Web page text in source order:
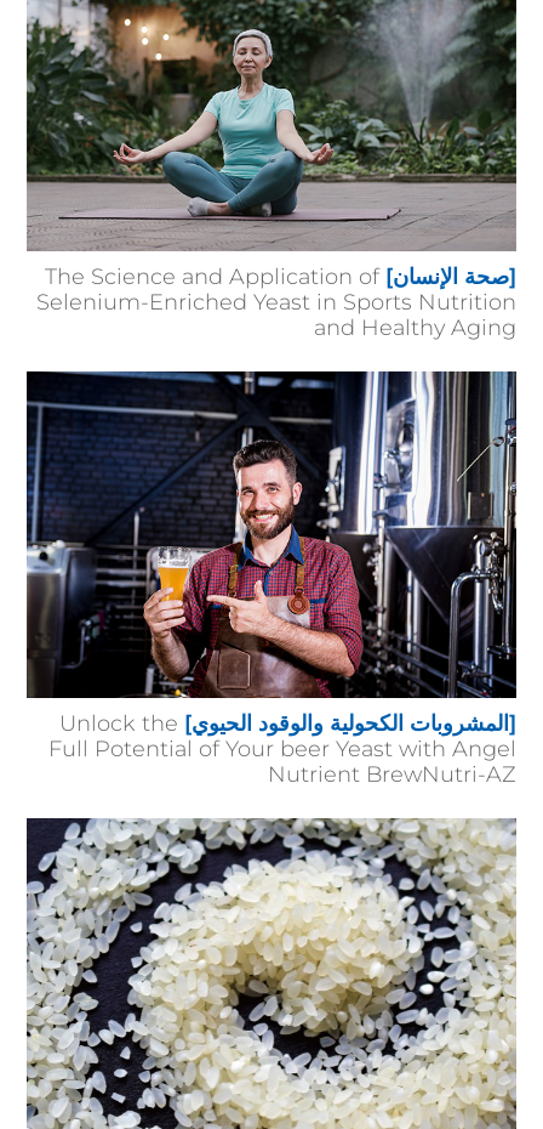
[صحة الإنسان] The Science and Application of
Selenium-Enriched Yeast in Sports Nutrition
and Healthy Aging
[المشروبات الكحولية والوقود الحيوي] Unlock the
Full Potential of Your beer Yeast with Angel
Nutrient BrewNutri-AZ